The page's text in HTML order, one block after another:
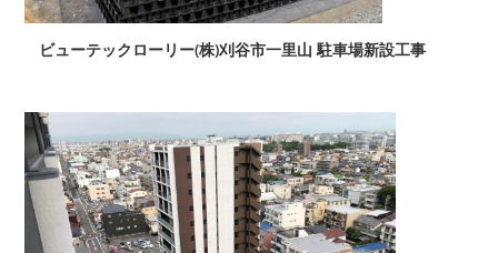
ビューテックローリー(株)刈谷市一里山 駐車場新設工事